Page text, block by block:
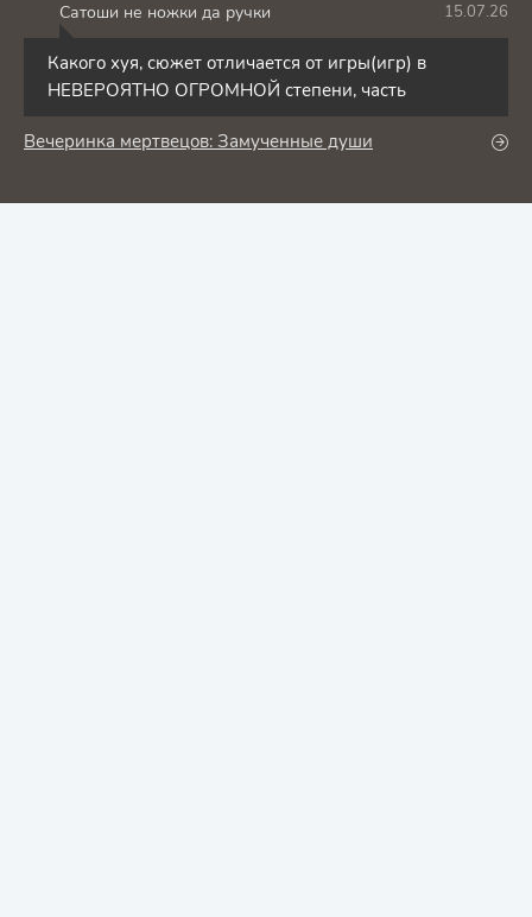
Сатоши не ножки да ручки 15.07.26
Какого хуя, сюжет отличается от игры(игр) в
НЕВЕРОЯТНО ОГРОМНОЙ степени, часть
Вечеринка мертвецов: Замученные души